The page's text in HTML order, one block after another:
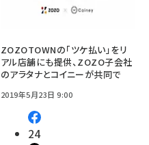
ZOZOTOWNの「ツケ払い」をリ
アル店舗にも提供、ZOZO子会社
のアラタナとコイニーが共同で
2019年5月23日 9:00
24